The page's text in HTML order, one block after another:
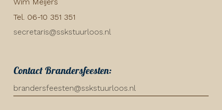
Tel. 06-10 351 351
secretaris@sskstuurloos.nl
Contact Brandersfeesten:
brandersfeesten@sskstuurloos.nl